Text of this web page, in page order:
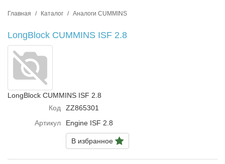
Главная Каталог Аналоги CUMMINS
LongBlock CUMMINS ISF 2.8
LongBlock CUMMINS ISF 2.8
Код
ZZ865301
Артикул
Engine ISF 2.8
В избранное